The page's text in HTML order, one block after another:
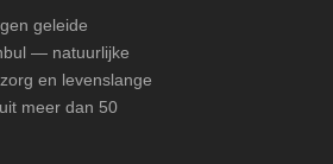
geleide
— natuurlijke
en levenslange
meer dan 50